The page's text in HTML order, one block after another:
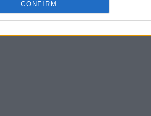
CONFIRM